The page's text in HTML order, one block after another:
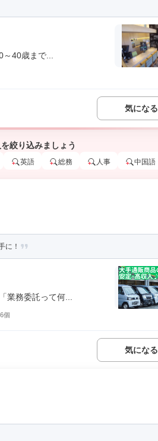
40歳まで...
気になる
絞り込みましょう
英語 総務 人事 中国語
に！
務委託って何...
個
気になる